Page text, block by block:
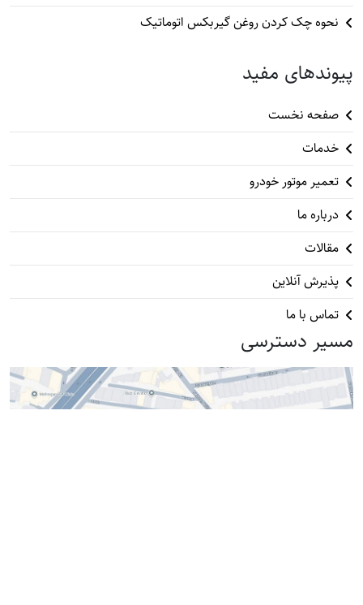
نحوه چک کردن روغن گیربکس اتوماتیک
پیوندهای مفید
صفحه نخست
خدمات
تعمیر موتور خودرو
درباره ما
مقالات
پذیرش آنلاین
تماس با ما
مسیر دسترسی